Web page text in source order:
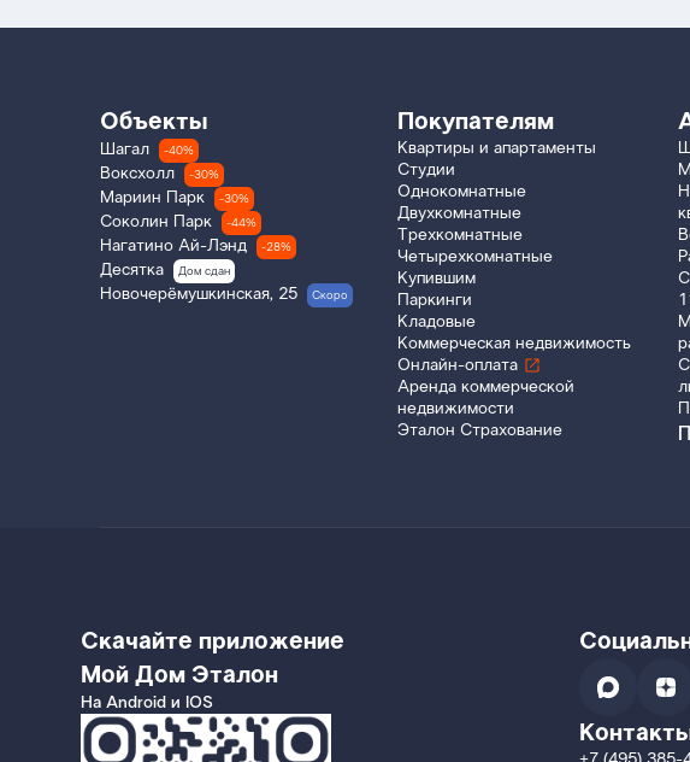
Объекты
Шагал -40%
Воксхолл -30%
Мариин Парк -30%
Соколин Парк -44%
Нагатино Ай-Лэнд -28%
Десятка Дом сдан
Новочерёмушкинская, 25 Скоро
Покупателям
Квартиры и апартаменты
Студии
Однокомнатные
Двухкомнатные
Трехкомнатные
Четырехкомнатные
Купившим
Паркинги
Кладовые
Коммерческая недвижимость
Онлайн-оплата
Аренда коммерческой
недвижимости
Эталон Страхование
Скачайте приложение
Мой Дом Эталон
На Android и IOS